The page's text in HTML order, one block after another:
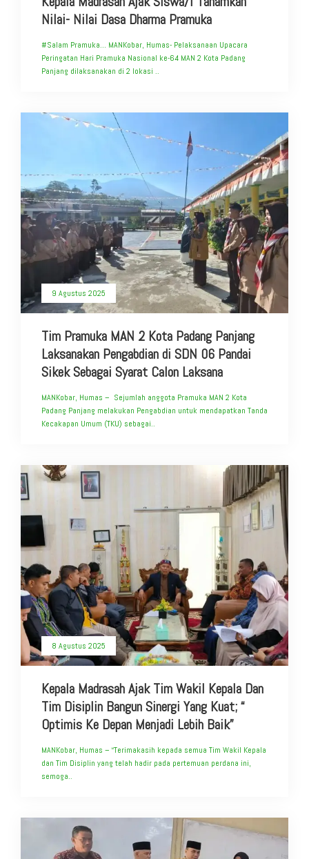
Nilai- Nilai Dasa Dharma Pramuka
#Salam Pramuka… MANKobar, Humas- Pelaksanaan Upacara
Peringatan Hari Pramuka Nasional ke-64 MAN 2 Kota Padang
Panjang dilaksanakan di 2 lokasi ..
9 Agustus 2025
Tim Pramuka MAN 2 Kota Padang Panjang
Laksanakan Pengabdian di SDN 06 Pandai
Sikek Sebagai Syarat Calon Laksana
MANKobar, Humas – Sejumlah anggota Pramuka MAN 2 Kota
Padang Panjang melakukan Pengabdian untuk mendapatkan Tanda
Kecakapan Umum (TKU) sebagai..
8 Agustus 2025
Kepala Madrasah Ajak Tim Wakil Kepala Dan
Tim Disiplin Bangun Sinergi Yang Kuat; “
Optimis Ke Depan Menjadi Lebih Baik”
MANKobar, Humas – “Terimakasih kepada semua Tim Wakil Kepala
dan Tim Disiplin yang telah hadir pada pertemuan perdana ini,
semoga..